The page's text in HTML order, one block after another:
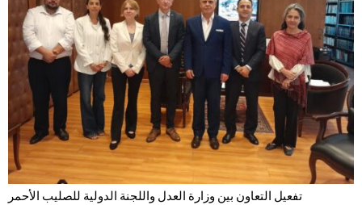
تفعيل التعاون بين وزارة العدل واللجنة الدولية للصليب الأحمر